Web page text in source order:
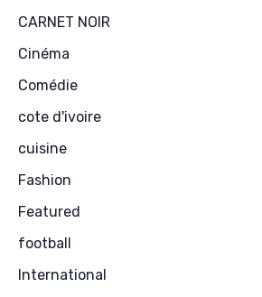
CARNET NOIR
Cinéma
Comédie
cote d'ivoire
cuisine
Fashion
Featured
football
International